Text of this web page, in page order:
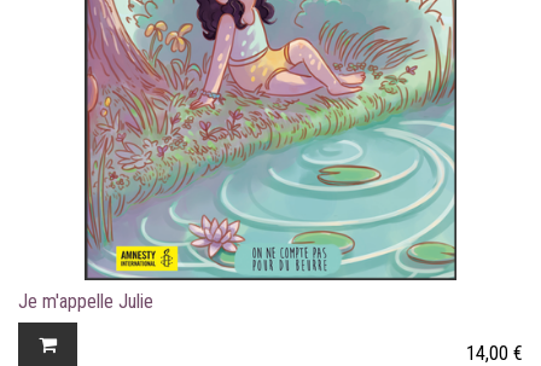
Je m'appelle Julie
14,00 €